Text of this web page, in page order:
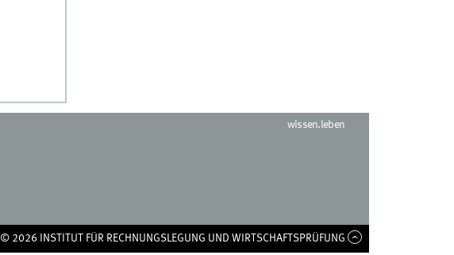
wissen.leben
© 2026 INSTITUT FÜR RECHNUNGSLEGUNG UND WIRTSCHAFTSPRÜFUNG